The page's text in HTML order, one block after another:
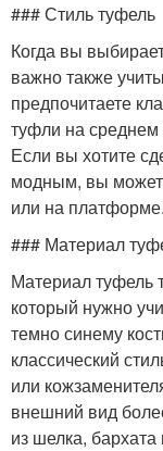
### Стиль туфель
Когда вы
важно также
предпочитаете
туфли на среднем
Если вы хотите
модным, вы
или на платформе.
### Материал
Материал туфель
который нужно
темно синему
классический
или
внешний вид
из шелка,